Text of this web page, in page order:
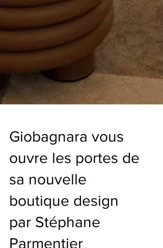
Giobagnara vous
ouvre les portes de
sa nouvelle
boutique design